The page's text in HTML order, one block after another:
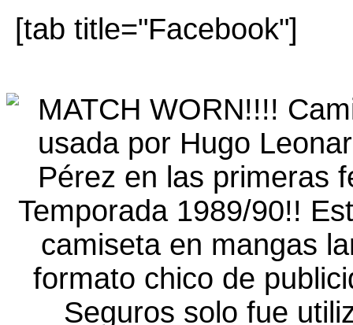
[tab title="Facebook"]